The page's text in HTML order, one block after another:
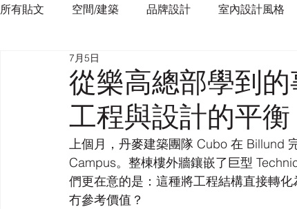
所有貼文 空間/建築 品牌設計 室內設計風格
從樂高總部學到
工程與設計的平衡
7月5日
上個月，丹麥建築團隊 Cubo 在 Billund
Campus。整棟樓外牆鑲嵌了巨型
們更在意的是：這種將工程結構直接轉
冇參考價值？